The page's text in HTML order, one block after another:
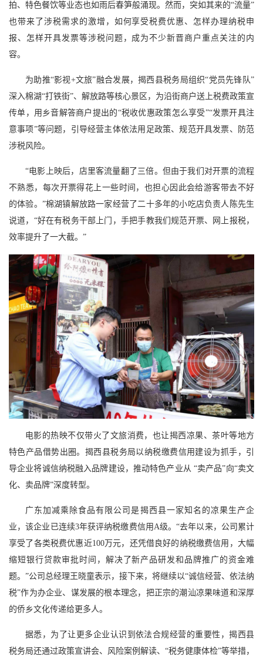
拍、特色餐饮等业态也如雨后春笋般涌现。然而，突如其来的“流量”
也带来了涉税需求的激增，如何享受税费优惠、怎样办理纳税申
报、怎样开具发票等涉税问题，成为不少新晋商户重点关注的内
容。
为助推“影视+文旅”融合发展，揭西县税务局组织“党员先锋队”
深入棉湖“打铁街”、解放路等核心景区，为沿街商户送上税费政策宣
传单，用乡音解答商户提出的“税收优惠政策怎么享受”“发票开具注
意事项”等问题，引导经营主体依法用足政策、规范开具发票、防范
涉税风险。
“电影上映后，店里客流量翻了三倍。但由于我们对开票的流程
不熟悉，每次开票得花上一些时间，也担心因此会给游客带去不好
的体验。”棉湖镇解放路一家经营了二十多年的小吃店负责人陈先生
说道，“好在有税务干部上门，手把手教我们规范开票、网上报税，
效率提升了一大截。”
电影的热映不仅带火了文旅消费，也让揭西凉果、茶叶等地方
特色产品借势出圈。揭西县税务局以纳税缴费信用建设为抓手，引
导企业将诚信纳税融入品牌建设，推动特色产业从 “卖产品”向“卖文
化、卖品牌”深度转型。
广东加减乘除食品有限公司是揭西县一家知名的凉果生产企
业，该企业已连续3年获评纳税缴费信用A级。“去年以来，公司累计
享受了各类税费优惠近100万元，还凭借良好的纳税缴费信用，大幅
缩短银行贷款审批时间，解决了新产品研发和品牌推广的资金难
题。”公司总经理王晓童表示，接下来，将继续以“诚信经营、依法纳
税”作为办企业、谋发展的根本理念，把正宗的潮汕凉果味道和深厚
的侨乡文化传递给更多人。
据悉，为了让更多企业认识到依法合规经营的重要性，揭西县
税务局还通过政策宣讲会、风险案例解读、“税务健康体检”等举措，